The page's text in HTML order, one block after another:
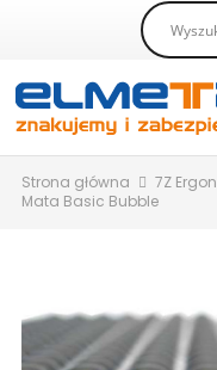
Strona główna
7Z
Mata Basic Bubble